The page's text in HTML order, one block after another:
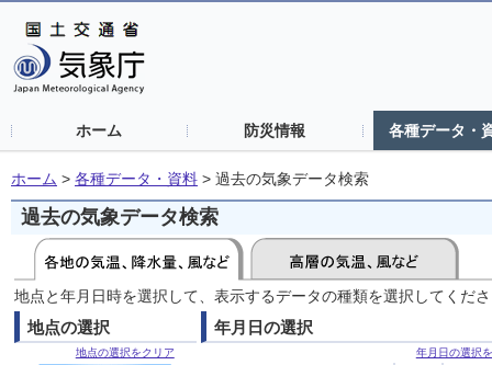
ホーム 防災情報 各種データ・
ホーム > 各種データ・資料 > 過去の気象データ検索
過去の気象データ検索
地点と年月日時を選択して、表示するデータの種類を選択してくだ
地点の選択
地点の選択をクリア
年月日の選択
年月日の選択